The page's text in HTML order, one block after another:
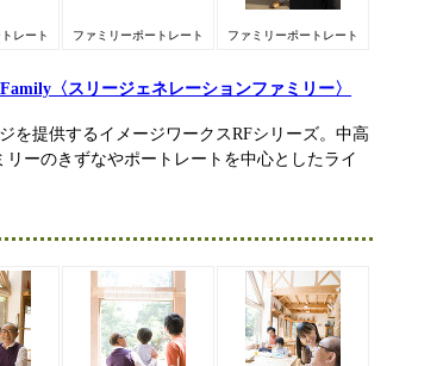
レート ファミリーポートレート ファミリーポートレート
〈スリージェネレーションファミリー〉
を提供するイメージワークスRFシリーズ。中高
ーのきずなやポートレートを中心としたライ